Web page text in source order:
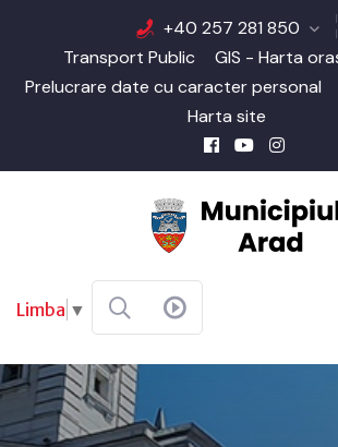
+40 257 281 850
Transport Public
GIS - Harta
Prelucrare date cu caracter personal
Harta site
Limba ▼